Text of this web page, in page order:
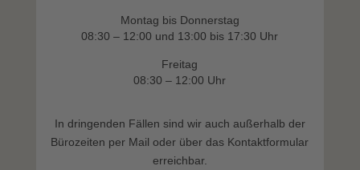
Montag bis Donnerstag
08:30 – 12:00 und 13:00 bis 17:30 Uhr
Freitag
08:30 – 12:00 Uhr
In dringenden Fällen sind wir auch außerhalb der
Bürozeiten per Mail oder über das Kontaktformular
erreichbar.